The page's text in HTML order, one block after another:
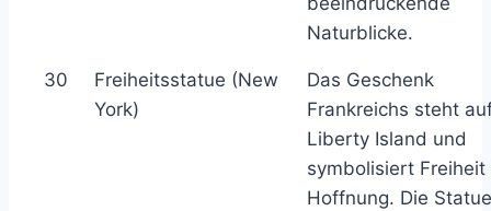
Naturblicke.
30
Freiheitsstatue (New
York)
Das Geschenk
Frankreichs steht
Liberty Island und
symbolisiert Freiheit
Hoffnung. Die